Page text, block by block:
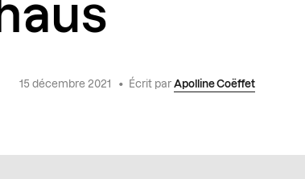
15 décembre 2021 • Écrit par Apolline Coëffet